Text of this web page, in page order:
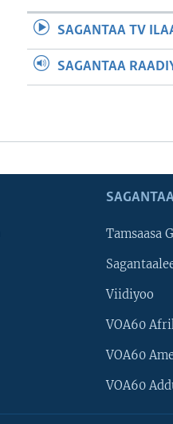
SAGANTAA TV
SAGANTAA
Tamsaasa
Viidiyoo
VOA60
VOA60
VOA60